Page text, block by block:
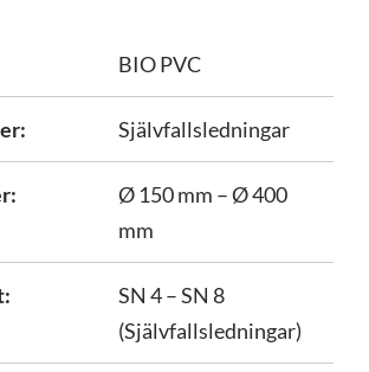
BIO PVC
Självfallsledningar
Ø 150 mm – Ø 400
mm
SN 4 – SN 8
(Självfallsledningar)